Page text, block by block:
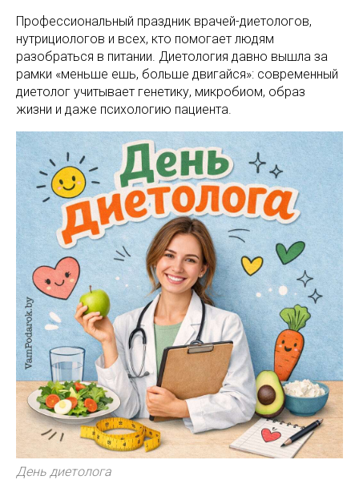
Профессиональный праздник врачей-диетологов,
нутрициологов и всех, кто помогает людям
разобраться в питании. Диетология давно вышла за
рамки «меньше ешь, больше двигайся»: современный
диетолог учитывает генетику, микробиом, образ
жизни и даже психологию пациента.
День диетолога